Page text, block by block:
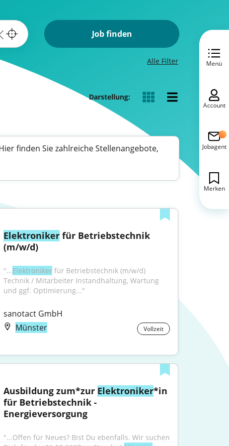
Job finden
Alle Filter
Darstellung:
finden Sie zahlreiche Stellenangebote,
Elektroniker für Betriebstechnik
(m/w/d)
"...Elektroniker für Betriebstechnik (m/w/d)
Technik / Mitarbeiter Instandhaltung, Wartung
und ggf. Optimierung..."
sanotact GmbH
Münster
Vollzeit
Ausbildung zum*zur Elektroniker*in
für Betriebstechnik -
Energieversorgung
"...Offen für Neues? Bist Du ebenfalls. Wir suchen
Menü
Account
Jobagent
Merken